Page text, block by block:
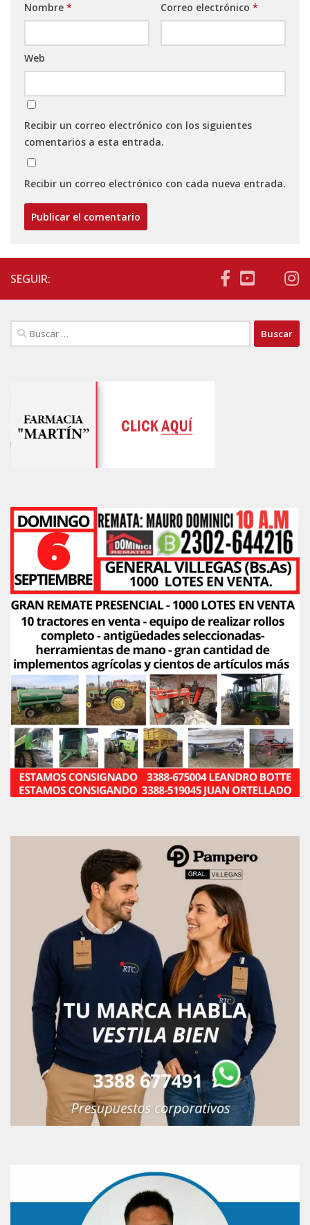
Nombre * Correo electrónico *
Web
Recibir un correo electrónico con los siguientes
comentarios a esta entrada.
Recibir un correo electrónico con cada nueva entrada.
SEGUIR:
Buscar: